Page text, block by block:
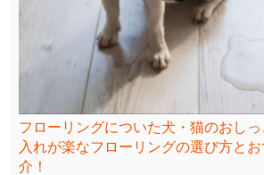
フローリングについた犬・猫のおし
入れが楽なフローリングの選び方と
介！